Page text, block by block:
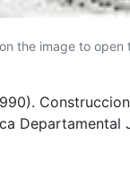
the image to open
Departamental